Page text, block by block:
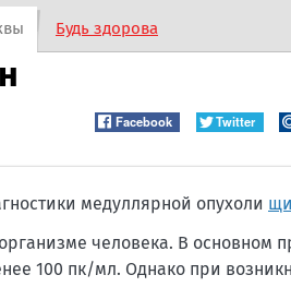
Будь здорова
Facebook Twitter
медуллярной опухоли
человека. В основном
100 пк/мл. Однако при